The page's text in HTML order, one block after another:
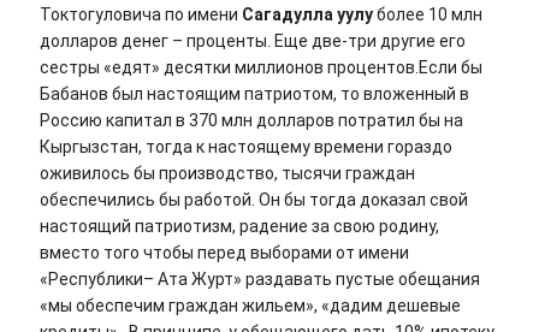
Токтогуловича по имени Сагадулла уулуболее 10 млн
долларов денег – проценты. Еще две-три другие его
сестры «едят» десятки миллионов процентов.Если бы
Бабанов был настоящим патриотом, то вложенный в
Россию капитал в 370 млн долларов потратил бы на
Кыргызстан, тогда к настоящему времени гораздо
оживилось бы производство, тысячи граждан
обеспечились бы работой. Он бы тогда доказал свой
настоящий патриотизм, радение за свою родину,
вместо того чтобы перед выборами от имени
«Республики– Ата Журт» раздавать пустые обещания
«мы обеспечим граждан жильем», «дадим дешевые